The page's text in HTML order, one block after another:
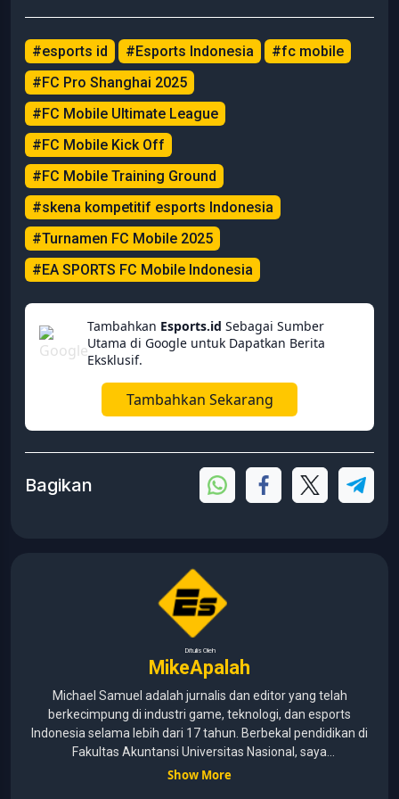
#esports id #Esports Indonesia
#fc mobile
#FC Pro Shanghai 2025
#FC Mobile Ultimate League
#FC Mobile Kick Off
#FC Mobile Training Ground
#skena kompetitif esports Indonesia
#Turnamen FC Mobile 2025
#EA SPORTS FC Mobile Indonesia
Tambahkan Esports.id Sebagai Sumber
Utama di Google untuk Dapatkan Berita
Eksklusif.
Tambahkan Sekarang
Bagikan
Ditulis Oleh
MikeApalah
Michael Samuel adalah jurnalis dan editor yang telah
berkecimpung di industri game, teknologi, dan esports
Indonesia selama lebih dari 17 tahun. Berbekal pendidikan di
Fakultas Akuntansi Universitas Nasional, saya
menggabungkan kemampuan analisis dengan pengalaman
Show More